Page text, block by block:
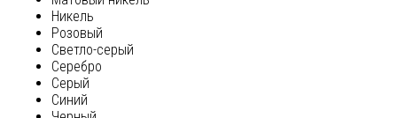
Никель
Розовый
Светло-серый
Серебро
Серый
Синий